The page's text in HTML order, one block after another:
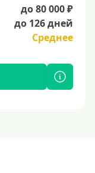
до 80 000 ₽
до 126 дней
Среднее